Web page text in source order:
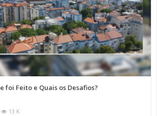
foi Feito e Quais os Desafios?
13 K